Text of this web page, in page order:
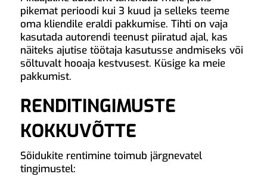
pikemat perioodi kui 3 kuud ja selleks teeme
oma kliendile eraldi pakkumise. Tihti on vaja
kasutada autorendi teenust piiratud ajal, kas
näiteks ajutise töötaja kasutusse andmiseks või
sõltuvalt hooaja kestvusest. Küsige ka meie
pakkumist.
RENDITINGIMUSTE
KOKKUVÕTTE
Sõidukite rentimine toimub järgnevatel
tingimustel: